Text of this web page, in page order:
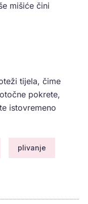
mišiće čini
tijela, čime
pokrete,
istovremeno
plivanje